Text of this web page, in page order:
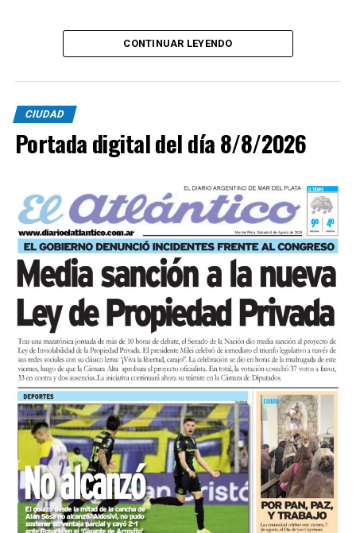
CONTINUAR LEYENDO
CIUDAD
Portada digital del día 8/8/2026